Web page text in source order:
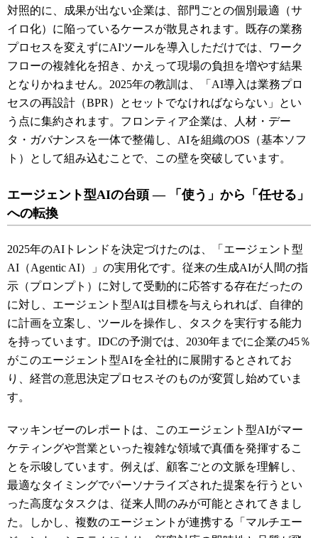
対照的に、成果が出ない企業は、部門ごとの個別最適（サ
イロ化）に陥っているケースが散見されます。既存の業務
プロセスを変えずにAIツールを導入しただけでは、ワーク
フローの複雑化を招き、かえって現場の負担を増やす結果
となりかねません。2025年の教訓は、「AI導入は業務プロ
セスの再設計（BPR）とセットでなければならない」とい
う点に集約されます。フロンティア企業は、人材・デー
タ・ガバナンスを一体で整備し、AIを組織のOS（基本ソフ
ト）として組み込むことで、この壁を突破しています。
エージェント型AIの台頭 ― 「使う」から「任せる」
への転換
2025年のAIトレンドを決定づけたのは、「エージェント型
AI（Agentic AI）」の実用化です。従来の生成AIが人間の指
示（プロンプト）に対して受動的に応答する存在だったの
に対し、エージェント型AIは目標を与えられれば、自律的
に計画を立案し、ツールを操作し、タスクを実行する能力
を持っています。IDCの予測では、2030年までに企業の45％
がこのエージェント型AIを全社的に展開するとされてお
り、経営の意思決定プロセスそのものが変質し始めていま
す。
マッキンゼーのレポートは、このエージェント型AIがマー
ケティングや営業といった複雑な領域で真価を発揮するこ
とを示唆しています。例えば、顧客ごとの文脈を理解し、
最適なタイミングでパーソナライズされた提案を行うとい
った高度なタスクは、従来人間のみが可能とされてきまし
た。しかし、複数のエージェントが連携する「マルチエー